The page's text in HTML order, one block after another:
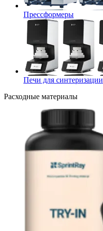
Прессформеры
Печи для синтеризации
Расходные материалы